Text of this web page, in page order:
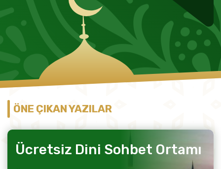
ÖNE ÇIKAN YAZILAR
Ücretsiz Dini Sohbet Ortamı